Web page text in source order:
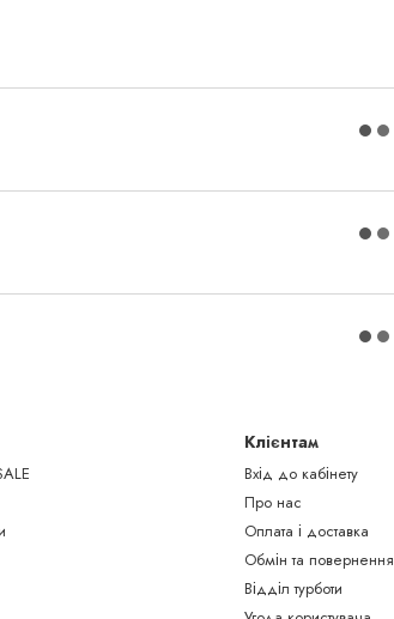
Клієнтам
Вхід до кабінету
Про нас
Оплата і доставка
Обмін та повернення
Відділ турботи